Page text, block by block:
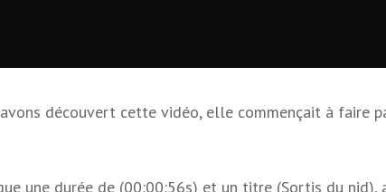
découvert cette vidéo, elle commençait à faire
une durée de (00:00:56s) et un titre (Sortis du